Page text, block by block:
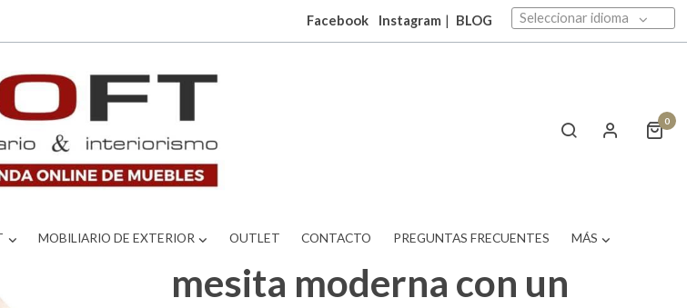
Facebook Instagram | BLOG Seleccionar idioma
0
MOBILIARIO DE EXTERIOR OUTLET CONTACTO PREGUNTAS FRECUENTES MÁS
mesita moderna con un